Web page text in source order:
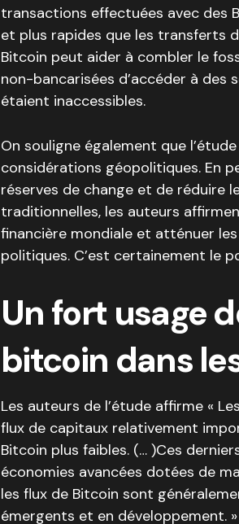
transactions effectuées avec des
et plus rapides que les transferts
Bitcoin peut aider à combler le
non-bancarisées d’accéder à des
étaient inaccessibles.
On souligne également que
considérations géopolitiques. En
réserves de change et de réduire
traditionnelles, les auteurs
financière mondiale et atténuer
politiques. C’est certainement le
Un fort usage
bitcoin dans
Les auteurs de l’étude affirme «
flux de capitaux relativement
Bitcoin plus faibles. (… )Ces
économies avancées dotées de
les flux de Bitcoin sont
émergents et en développement. »